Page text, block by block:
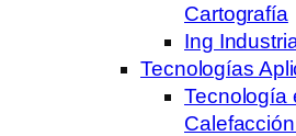
Cartografía
Ing
Tecnologías
Tecnología